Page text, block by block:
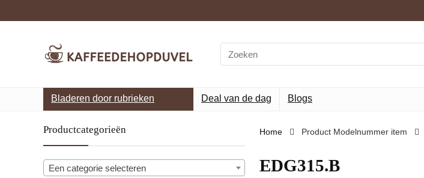
Search
for:
Bladeren door rubrieken Deal van de dag Blogs
Productcategorieën
Een categorie selecteren
Home Product Modelnummer item
‎EDG315.B